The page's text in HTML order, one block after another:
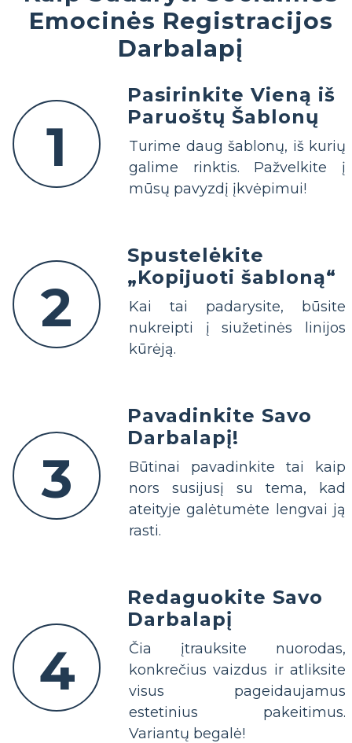
Emocinės Registracijos
Darbalapį
1
Pasirinkite Vieną iš
Paruoštų Šablonų
Turime daug šablonų, iš kurių
galime rinktis. Pažvelkite į
mūsų pavyzdį įkvėpimui!
2
Spustelėkite
„Kopijuoti šabloną“
Kai tai padarysite, būsite
nukreipti į siužetinės linijos
kūrėją.
3
Pavadinkite Savo
Darbalapį!
Būtinai pavadinkite tai kaip
nors susijusį su tema, kad
ateityje galėtumėte lengvai ją
rasti.
4
Redaguokite Savo
Darbalapį
Čia įtrauksite nuorodas,
konkrečius vaizdus ir atliksite
visus pageidaujamus
estetinius pakeitimus.
Variantų begalė!